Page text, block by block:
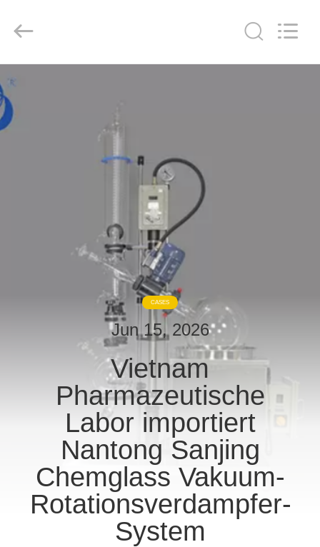
HAUS
PRODUKTE
AUSFLUG
QUALITÄTSKONTROLLE
TRETEN
VERBINDUNG
NACHRICHTEN
Co.,Ltd.
CASES
Jun 15, 2026
Vietnam
Pharmazeutische
Labor importiert
Nantong Sanjing
Chemglass Vakuum-
Rotationsverdampfer-
System